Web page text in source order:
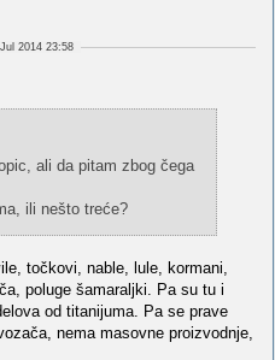
2014 23:58
ali da pitam zbog čega
ili nešto treće?
točkovi, nable, lule, kormani,
poluge šamaraljki. Pa su tu i
od titanijuma. Pa se prave
nema masovne proizvodnje,